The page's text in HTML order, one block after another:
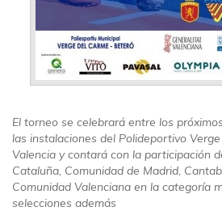
El torneo se celebrará entre los
las instalaciones del Polideportivo
Valencia y contará con la participación
Cataluña, Comunidad de Madrid,
Comunidad Valenciana en la categoría
selecciones además